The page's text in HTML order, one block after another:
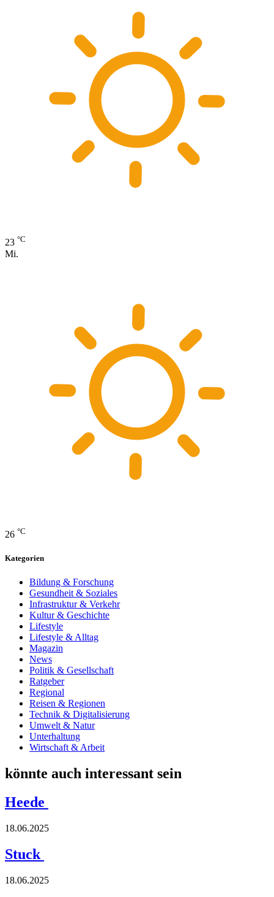
23 °C
Mi.
26 °C
Kategorien
Bildung & Forschung
Gesundheit & Soziales
Infrastruktur & Verkehr
Kultur & Geschichte
Lifestyle
Lifestyle & Alltag
Magazin
News
Politik & Gesellschaft
Ratgeber
Regional
Reisen & Regionen
Technik & Digitalisierung
Umwelt & Natur
Unterhaltung
Wirtschaft & Arbeit
könnte auch interessant sein
Heede
18.06.2025
Stuck
18.06.2025